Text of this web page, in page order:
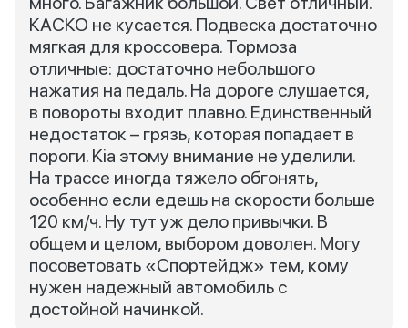
КАСКО не кусается. Подвеска достаточно
мягкая для кроссовера. Тормоза
отличные: достаточно небольшого
нажатия на педаль. На дороге слушается,
в повороты входит плавно. Единственный
недостаток – грязь, которая попадает в
пороги. Kia этому внимание не уделили.
На трассе иногда тяжело обгонять,
особенно если едешь на скорости больше
120 км/ч. Ну тут уж дело привычки. В
общем и целом, выбором доволен. Могу
посоветовать «Спортейдж» тем, кому
нужен надежный автомобиль с
достойной начинкой.